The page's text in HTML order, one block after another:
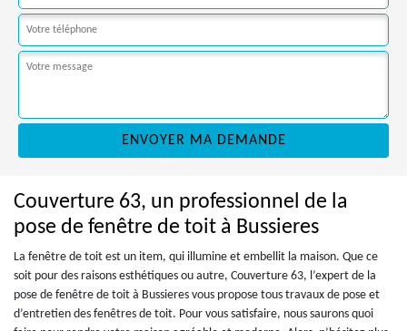
Couverture 63, un professionnel de la
pose de fenêtre de toit à Bussieres
La fenêtre de toit est un item, qui illumine et embellit la maison. Que ce
soit pour des raisons esthétiques ou autre, Couverture 63, l’expert de la
pose de fenêtre de toit à Bussieres vous propose tous travaux de pose et
d’entretien des fenêtres de toit. Pour vous satisfaire, nous saurons quoi